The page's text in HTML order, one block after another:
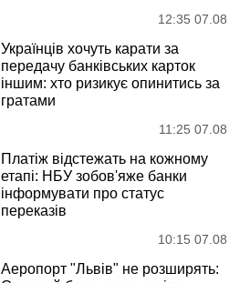
12:35 07.08
Українців хочуть карати за
передачу банківських карток
іншим: хто ризикує опинитись за
гратами
11:25 07.08
Платіж відстежать на кожному
етапі: НБУ зобов'яже банки
інформувати про статус
переказів
10:15 07.08
Аеропорт "Львів" не розширять: